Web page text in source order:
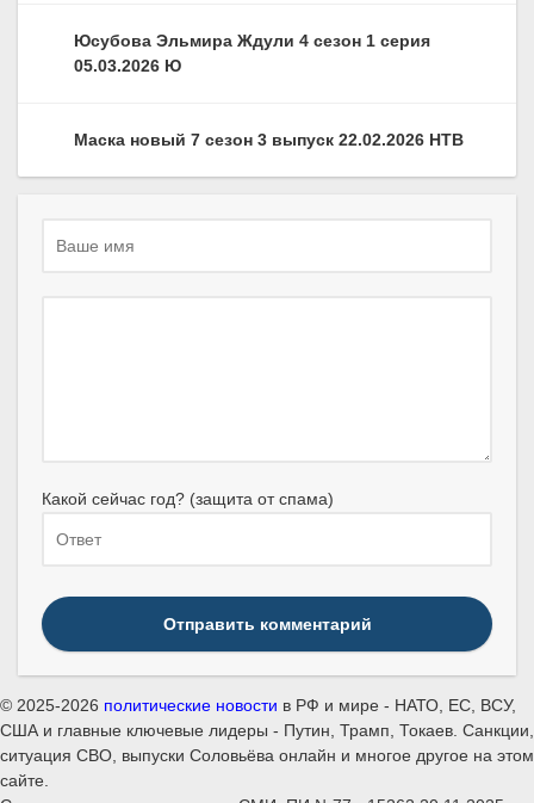
Юсубова Эльмира Ждули 4 сезон 1 серия
05.03.2026 Ю
Маска новый 7 сезон 3 выпуск 22.02.2026 НТВ
Какой сейчас год? (защита от спама)
Отправить комментарий
© 2025-2026 политические новости в РФ и мире - НАТО, ЕС, ВСУ,
США и главные ключевые лидеры - Путин, Трамп, Токаев. Санкции,
ситуация СВО, выпуски Соловьёва онлайн и многое другое на этом
сайте.